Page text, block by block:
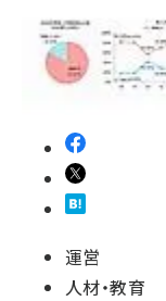
運営
人材・教育